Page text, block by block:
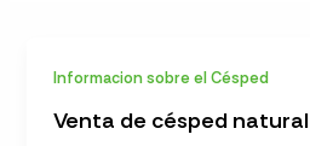
Informacion sobre el Césped
Venta de césped natural